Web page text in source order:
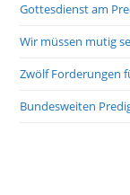
Gottesdienst am
Wir müssen mutig
Zwölf Forderungen
Bundesweiten